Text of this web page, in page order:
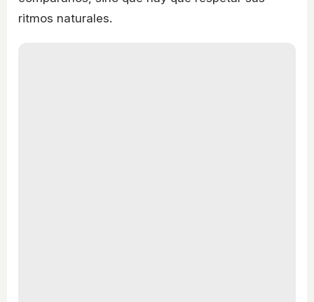
ritmos naturales.